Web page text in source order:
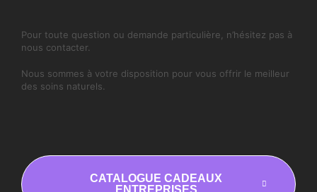
Pour toute question ou demande particulière, n’hésitez pas à
nous contacter.
Nous sommes à votre disposition pour vous offrir le meilleur
des soins naturels.
CATALOGUE CADEAUX
ENTREPRISES